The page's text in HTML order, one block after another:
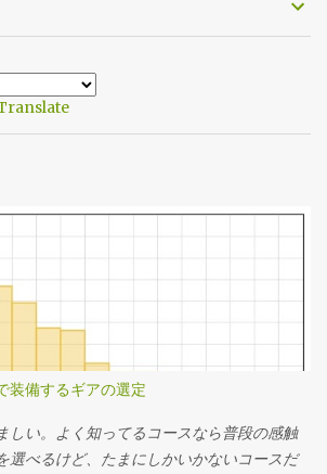
装備するギアの選定
しい。よく知ってるコースなら普段の感触
選べるけど、たまにしかいかないコースだ